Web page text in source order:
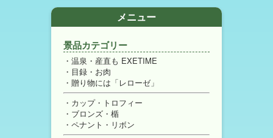
メニュー
景品カテゴリー
温泉・産直も EXETIME
目録・お肉
贈り物には「レローゼ」
カップ・トロフィー
ブロンズ・楯
ペナント・リボン